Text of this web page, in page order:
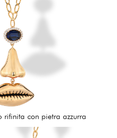
rifinita con pietra azzurra